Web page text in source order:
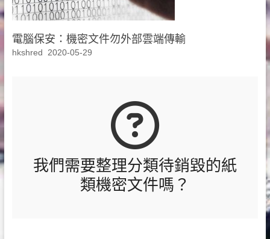
電腦保安：機密文件勿外部雲端傳輸
hkshred 2020-05-29
我們需要整理分類待銷毀的紙
類機密文件嗎？